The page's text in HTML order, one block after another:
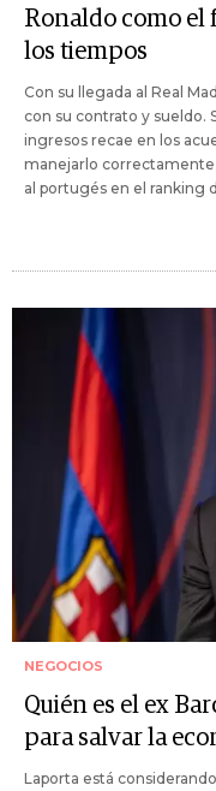
Ronaldo como el
los tiempos
Con su llegada al Real
con su contrato y sueldo.
ingresos recae en los
manejarlo
al portugés en el ranking
NEGOCIOS
Quién es el ex
para salvar la
Laporta está